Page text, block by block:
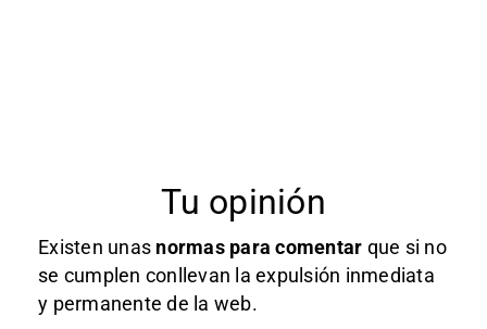
Tu opinión
Existen unas normas para comentar que si no
se cumplen conllevan la expulsión inmediata
y permanente de la web.